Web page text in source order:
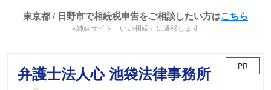
東京都 / 日野市で相続税申告をご相談したい方はこちら
※姉妹サイト「いい相続」に遷移します
弁護士法人心 池袋法律事務所 PR